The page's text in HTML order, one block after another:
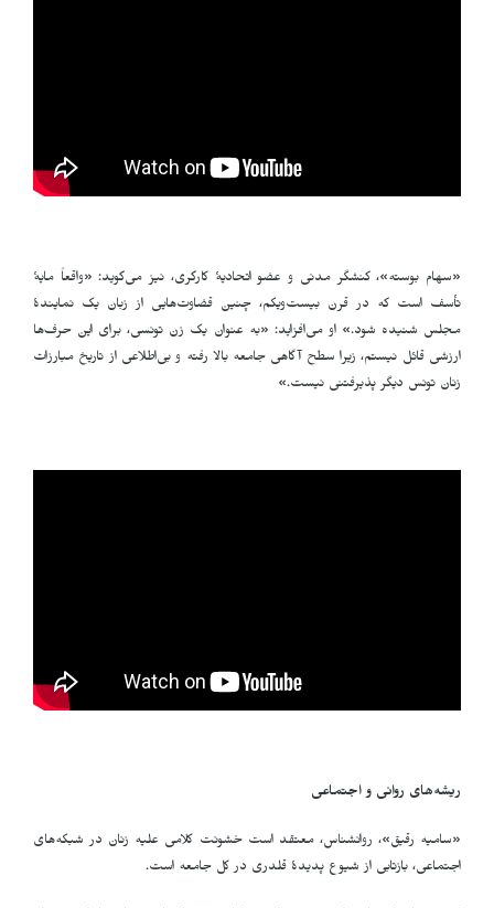
«سهام بوسته»، کنشگر مدنی و عضو اتحادیهٔ کارگری، نیز می‌گوید: «واقعاً مایهٔ
تأسف است که در قرن بیست‌ویکم، چنین قضاوت‌هایی از زبان یک نمایندهٔ
مجلس شنیده شود.» او می‌افزاید: «به عنوان یک زن تونسی، برای این حرف‌ها
ارزشی قائل نیستم، زیرا سطح آگاهی جامعه بالا رفته و بی‌اطلاعی از تاریخ مبارزات
زنان تونس دیگر پذیرفتنی نیست.»
ریشه‌های روانی و اجتماعی
«سامیه رقیق»، روانشناس، معتقد است خشونت کلامی علیه زنان در شبکه‌های
اجتماعی، بازتابی از شیوع پدیدهٔ قلدری در کل جامعه است.